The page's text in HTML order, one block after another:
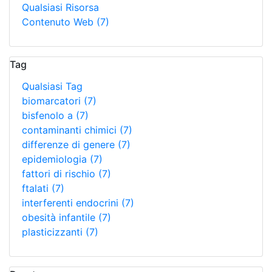
Qualsiasi Risorsa
Contenuto Web (7)
Tag
Qualsiasi Tag
biomarcatori (7)
bisfenolo a (7)
contaminanti chimici (7)
differenze di genere (7)
epidemiologia (7)
fattori di rischio (7)
ftalati (7)
interferenti endocrini (7)
obesità infantile (7)
plasticizzanti (7)